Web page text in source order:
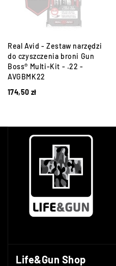
Real Avid - Zestaw narzędzi
do czyszczenia broni Gun
Boss® Multi-Kit - .22 -
AVGBMK22
174,50 zł
Life&Gun Shop